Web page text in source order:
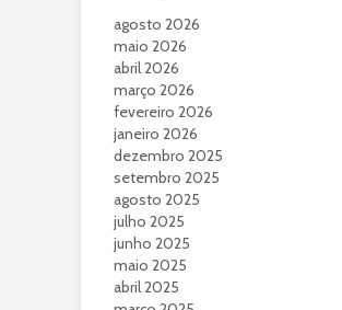
agosto 2026
maio 2026
abril 2026
março 2026
fevereiro 2026
janeiro 2026
dezembro 2025
setembro 2025
agosto 2025
julho 2025
junho 2025
maio 2025
abril 2025